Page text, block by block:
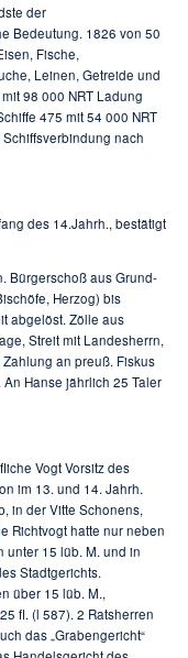
der
Bedeutung. 1826 von 50
Fische,
Leinen, Getreide und
98 000 NRT Ladung
475 mit 54 000 NRT
nach
des 14.Jahrh., bestätigt
Bürgerschoß aus Grund-
Herzog) bis
abgelöst. Zölle aus
Streit mit Landesherrn,
an preuß. Fiskus
Hanse jährlich 25 Taler
Vogt Vorsitz des
im 13. und 14. Jahrh.
in der Vitte Schonens,
Richtvogt hatte nur neben
unter 15 lüb. M. und in
Stadtgerichts.
über 15 lüb. M.,
fl. (l 587). 2 Ratsherren
das „Grabengericht“